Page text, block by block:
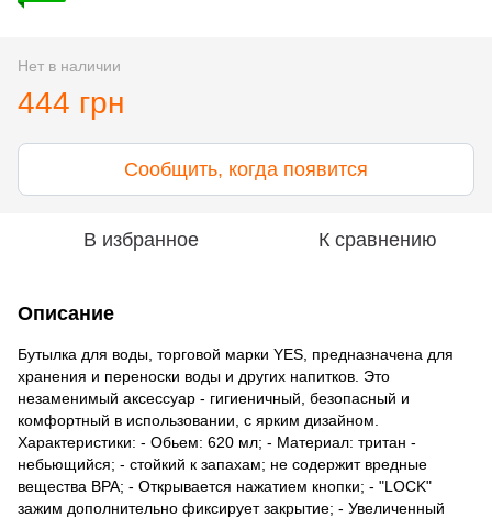
Нет в наличии
444 грн
Сообщить, когда появится
В избранное К сравнению
Описание
Бутылка для воды, торговой марки YES, предназначена для
хранения и переноски воды и других напитков. Это
незаменимый аксессуар - гигиеничный, безопасный и
комфортный в использовании, с ярким дизайном.
Характеристики: - Обьем: 620 мл; - Материал: тритан -
небьющийся; - стойкий к запахам; не содержит вредные
вещества BPA; - Открывается нажатием кнопки; - "LOCK"
зажим дополнительно фиксирует закрытие; - Увеличенный